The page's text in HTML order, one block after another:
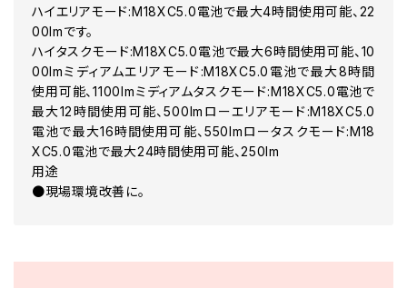
ハイエリアモード:M18XC5.0電池で最大4時間使用可能、22
00lmです。
ハイタスクモード:M18XC5.0電池で最大6時間使用可能、10
00lmミディアムエリアモード:M18XC5.0電池で最大8時間
使用可能、1100lmミディアムタスクモード:M18XC5.0電池で
最大12時間使用可能、500lmローエリアモード:M18XC5.0
電池で最大16時間使用可能、550lmロータスクモード:M18
XC5.0電池で最大24時間使用可能、250lm
用途
●現場環境改善に。